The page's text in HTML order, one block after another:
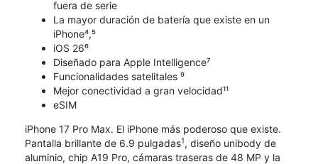
fuera de serie
La mayor duración de batería que existe en un
iPhone⁴,⁵
iOS 26⁶
Diseñado para Apple Intelligence⁷
Funcionalidades satelitales ⁹
Mejor conectividad a gran velocidad¹¹
eSIM
iPhone 17 Pro Max. El iPhone más poderoso que existe.
Pantalla brillante de 6.9 pulgadas1, diseño unibody de
aluminio, chip A19 Pro, cámaras traseras de 48 MP y la